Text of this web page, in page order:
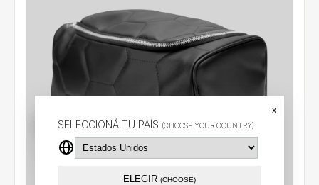
SELECCIONÁ TU PAÍS (CHOOSE YOUR COUNTRY)
x
ELEGIR (CHOOSE)